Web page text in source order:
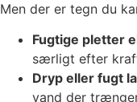
Men der er tegn du
Fugtige pletter
særligt efter
Dryp eller fugt
vand der